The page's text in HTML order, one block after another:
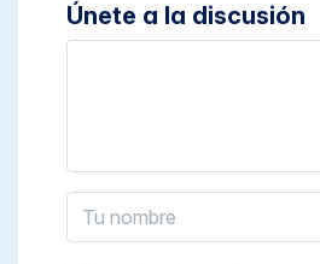
Únete a la discusión